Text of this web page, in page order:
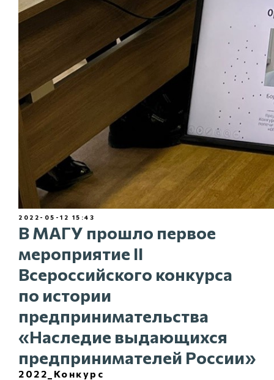
2022-05-12 15:43
В МАГУ прошло первое
мероприятие II
Всероссийского конкурса
по истории
предпринимательства
«Наследие выдающихся
предпринимателей России»
2022_Конкурс